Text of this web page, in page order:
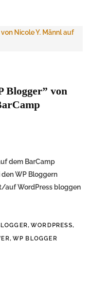
Blogger” von
dem BarCamp
den WP Bloggern
auf WordPress bloggen
,WORDPRESS,
, WP BLOGGER